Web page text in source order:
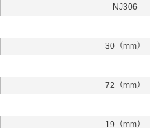
NJ306
30（mm）
72（mm）
19（mm）